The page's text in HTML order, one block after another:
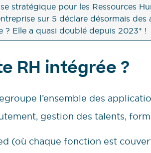
stratégique pour les Ressources
sur 5 déclare désormais
Elle a quasi doublé depuis 2023* !
RH intégrée ?
l’ensemble des
gestion des talents,
(où chaque fonction est